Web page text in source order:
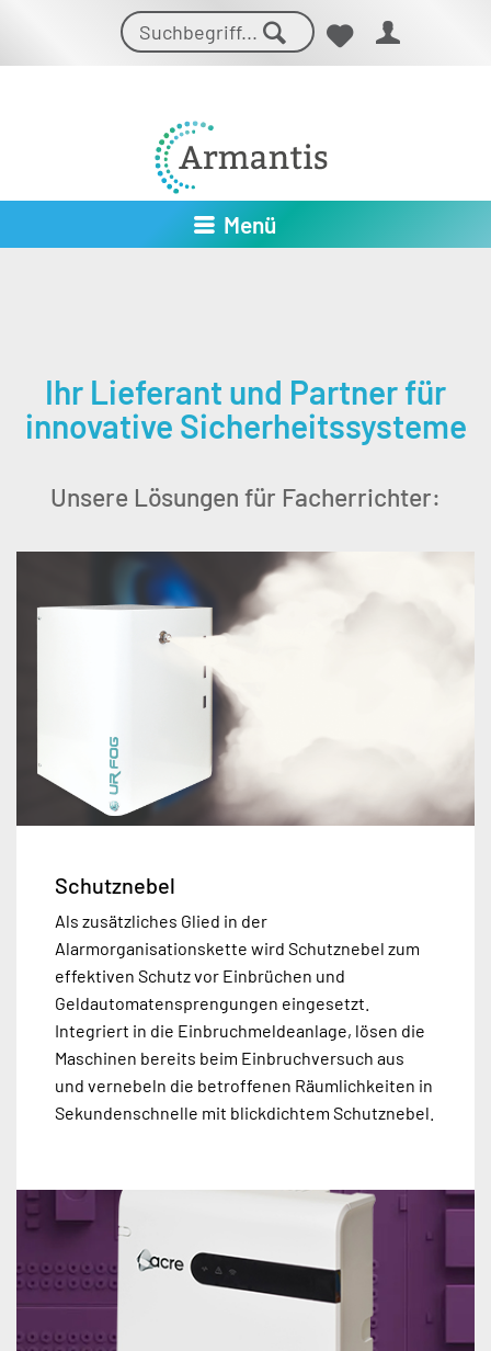
Menü
Ihr Lieferant und Partner für
innovative Sicherheits­systeme
Unsere Lösungen für Fach­errichter:
Schutznebel
Als zusätzliches Glied in der
Alarmorganisationskette wird Schutznebel zum
effektiven Schutz vor Einbrüchen und
Geldautomatensprengungen eingesetzt.
Integriert in die Einbruchmeldeanlage, lösen die
Maschinen bereits beim Einbruchversuch aus
und vernebeln die betroffenen Räumlichkeiten in
Sekundenschnelle mit blickdichtem Schutznebel.